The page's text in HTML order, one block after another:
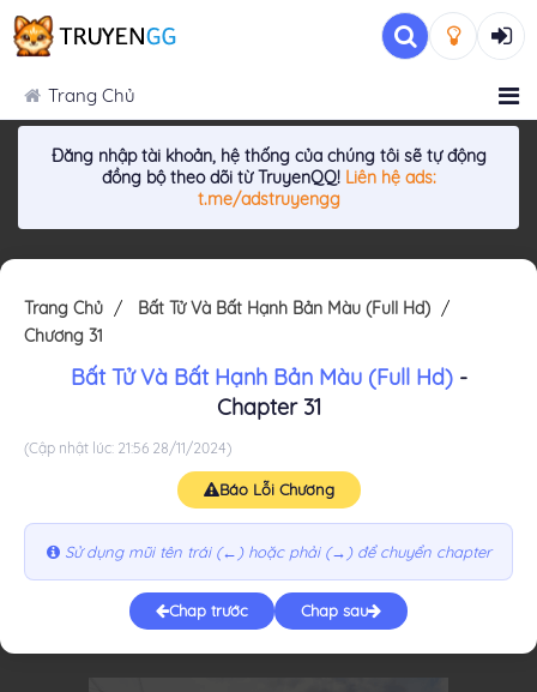
Trang Chủ
Đăng nhập tài khoản, hệ thống của chúng tôi sẽ tự động
đồng bộ theo dõi từ TruyenQQ! Liên hệ ads:
t.me/adstruyengg
Trang Chủ
Bất Tử Và Bất Hạnh Bản Màu (Full Hd)
Chương 31
Bất Tử Và Bất Hạnh Bản Màu (Full Hd)-
Chapter 31
(Cập nhật lúc: 21:56 28/11/2024)
Báo Lỗi Chương
Sử dụng mũi tên trái (←) hoặc phải (→) để chuyển chapter
Chap trước Chap sau